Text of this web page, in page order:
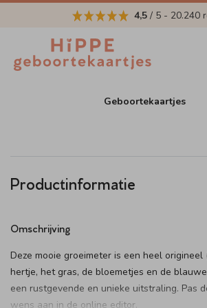
4,5 / 5 - 20.240
Geboortekaartjes
Productinformatie
Omschrijving
Deze mooie groeimeter is een heel
hertje, het gras, de bloemetjes en de
een rustgevende en unieke uitstraling. Pas
wens aan in de online editor.